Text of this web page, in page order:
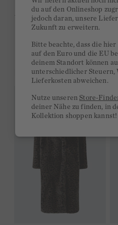
Ab 300€ versandkostenfrei
DAS KÖNNTE DIR
du auf den Onlineshop
jedoch daran, unsere
Zukunft zu erweitern.
Bitte beachte, dass die hier
auf den Euro und die EU
deinem Standort können
unterschiedlicher Steuern,
Lieferkosten abweichen.
Nutze unserenStore-
deiner Nähe zu finden, in
Kollektion shoppen kannst!